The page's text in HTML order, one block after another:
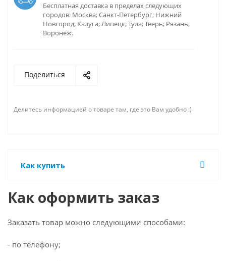
Бесплатная доставка в пределах следующих
городов: Москва; Санкт-Петербург; Нижний
Новгород; Калуга; Липецк; Тула; Тверь; Рязань;
Воронеж.
Поделиться
Делитесь информацией о товаре там, где это Вам удобно :)
Как купить
Как оформить заказ
Заказать товар можно следующими способами:
- по телефону;